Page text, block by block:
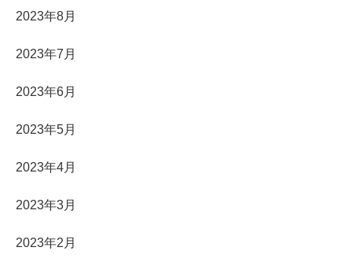
2023年8月
2023年7月
2023年6月
2023年5月
2023年4月
2023年3月
2023年2月